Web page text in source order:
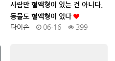
사람만 혈액형이 있는 건 아니다.
동물도 혈액형이 있다
다이손
06-16 399